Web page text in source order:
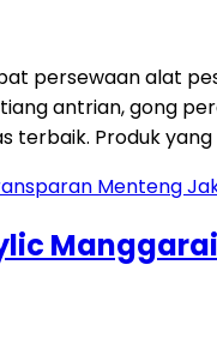
persewaan alat
antrian, gong
terbaik. Produk